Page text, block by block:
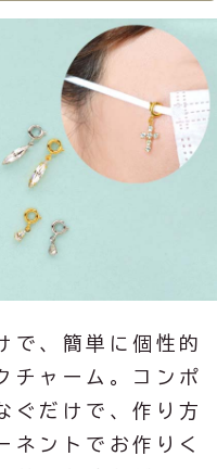
で、簡単に個性的
チャーム。コンポ
ぐだけで、作り方
ネントでお作りく